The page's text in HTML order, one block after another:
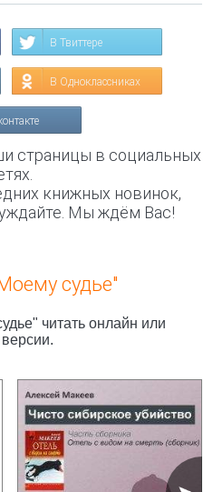
В Твиттере
В Одноклассниках
страницы в социальных
книжных новинок,
Мы ждём Вас!
судье"
читать онлайн или